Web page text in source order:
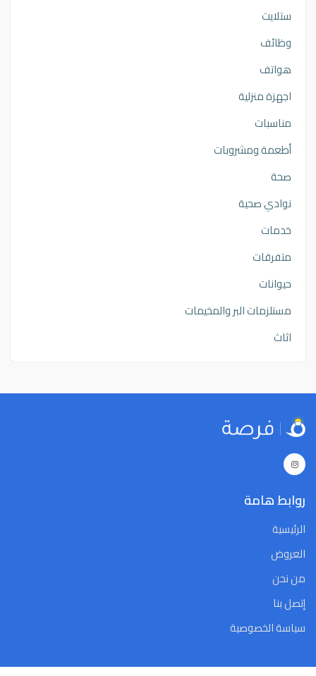
ستلايت
وظائف
هواتف
اجهزة منزلية
مناسبات
أطعمة ومشروبات
صحة
نوادي صحية
خدمات
متفرقات
حيوانات
مستلزمات البر والمخيمات
اثاث
روابط هامة
الرئيسية
العروض
من نحن
إتصل بنا
سياسة الخصوصية